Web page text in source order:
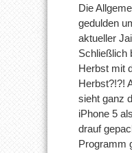
Die
gedulden
aktueller
Schließlich
Herbst mit
Herbst?!?!
sieht ganz
iPhone 5 als
drauf
Programm